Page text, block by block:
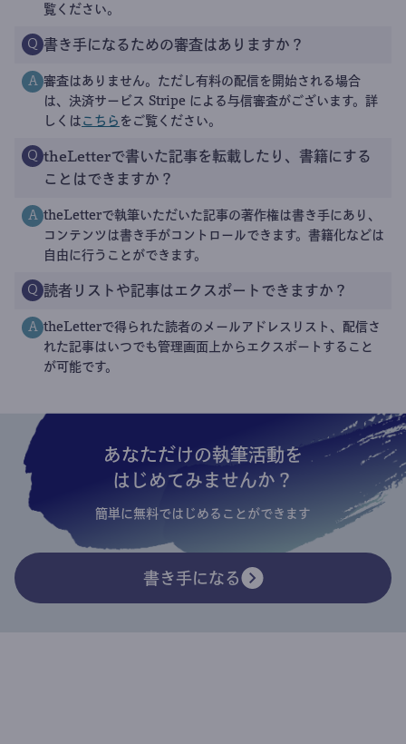
覧ください。
Q 書き手になるための審査はありますか？
A 審査はありません。ただし有料の配信を開始される場合
は、決済サービス Stripe による与信審査がございます。詳
しくは こちら をご覧ください。
Q theLetterで書いた記事を転載したり、書籍にする
ことはできますか？
A theLetterで執筆いただいた記事の著作権は書き手にあり、
コンテンツは書き手がコントロールできます。書籍化などは
自由に行うことができます。
Q 読者リストや記事はエクスポートできますか？
A theLetterで得られた読者のメールアドレスリスト、配信さ
れた記事はいつでも管理画面上からエクスポートすること
が可能です。
あなただけの執筆活動を
はじめてみませんか？
簡単に無料ではじめることができます
書き手になる